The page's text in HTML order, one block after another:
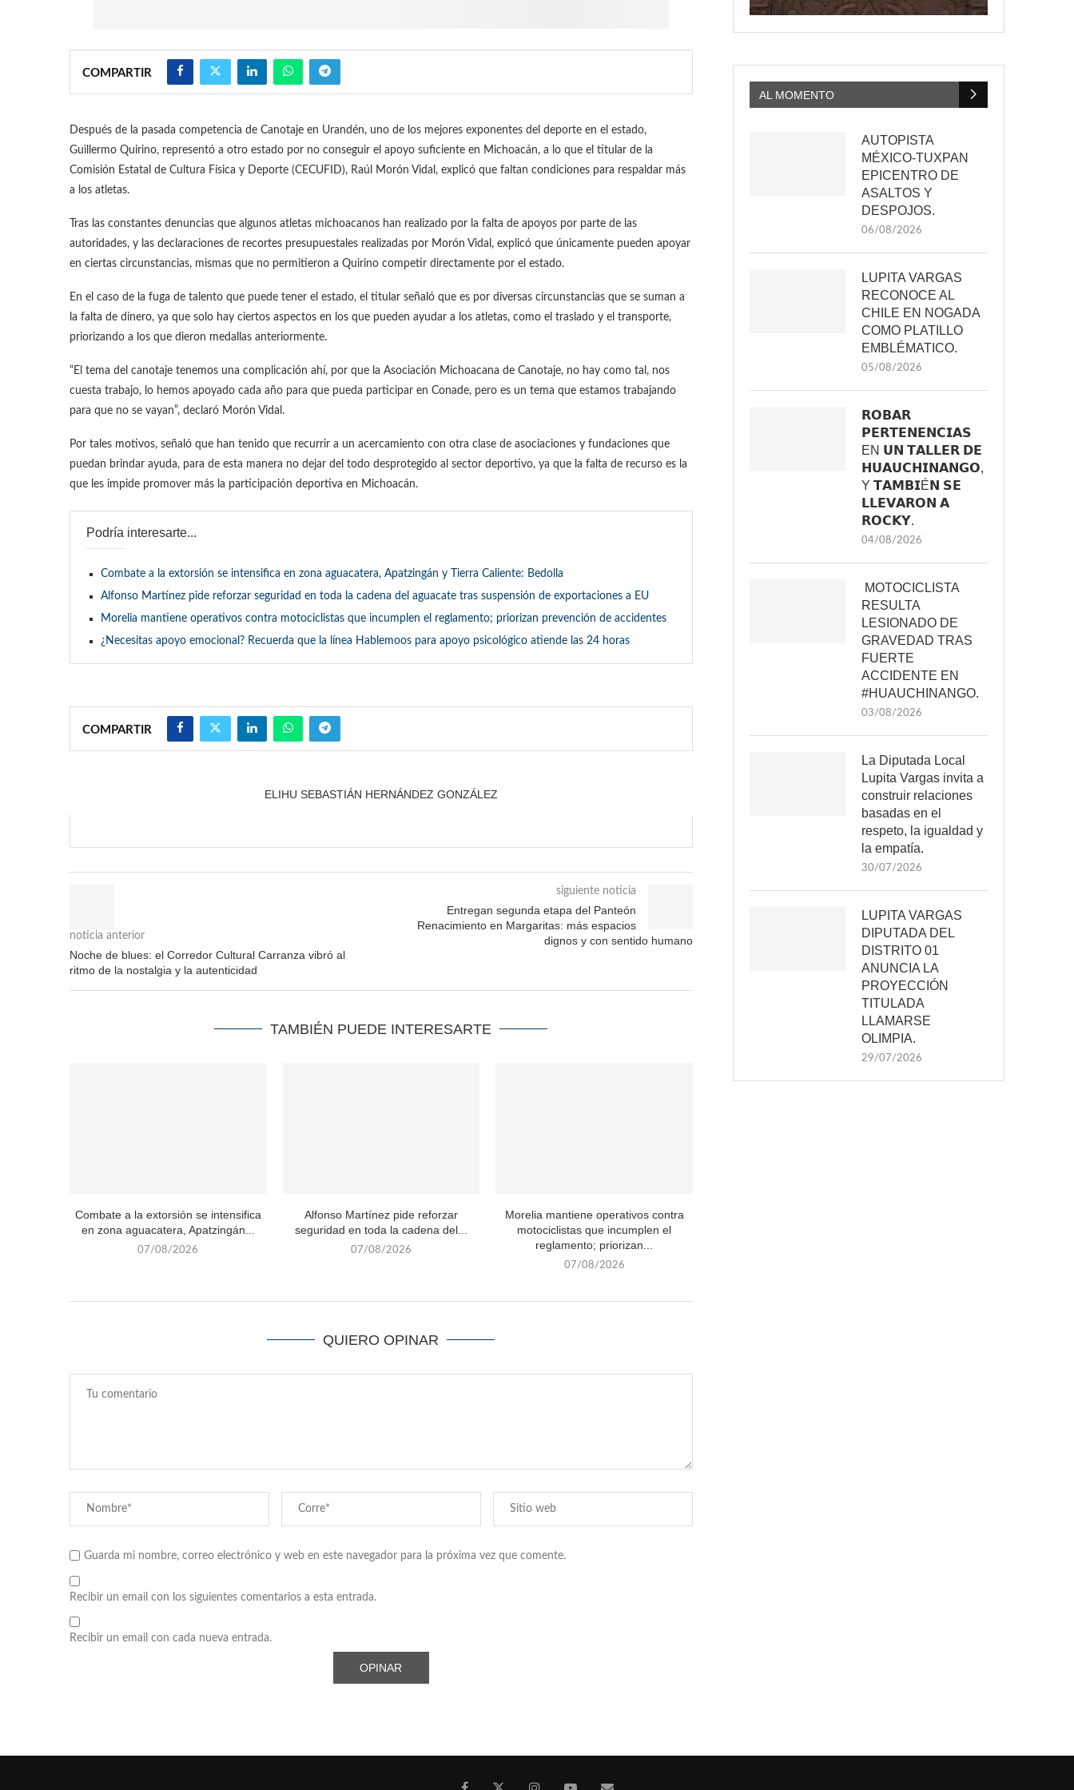
COMPARTIR
Después de la pasada competencia de Canotaje en Urandén, uno de los mejores exponentes del deporte en el estado,
Guillermo Quirino, representó a otro estado por no conseguir el apoyo suficiente en Michoacán, a lo que el titular de la
Comisión Estatal de Cultura Física y Deporte (CECUFID), Raúl Morón Vidal, explicó que faltan condiciones para respaldar más
a los atletas.
Tras las constantes denuncias que algunos atletas michoacanos han realizado por la falta de apoyos por parte de las
autoridades, y las declaraciones de recortes presupuestales realizadas por Morón Vidal, explicó que únicamente pueden apoyar
en ciertas circunstancias, mismas que no permitieron a Quirino competir directamente por el estado.
En el caso de la fuga de talento que puede tener el estado, el titular señaló que es por diversas circunstancias que se suman a
la falta de dinero, ya que solo hay ciertos aspectos en los que pueden ayudar a los atletas, como el traslado y el transporte,
priorizando a los que dieron medallas anteriormente.
“El tema del canotaje tenemos una complicación ahí, por que la Asociación Michoacana de Canotaje, no hay como tal, nos
cuesta trabajo, lo hemos apoyado cada año para que pueda participar en Conade, pero es un tema que estamos trabajando
para que no se vayan”, declaró Morón Vidal.
Por tales motivos, señaló que han tenido que recurrir a un acercamiento con otra clase de asociaciones y fundaciones que
puedan brindar ayuda, para de esta manera no dejar del todo desprotegido al sector deportivo, ya que la falta de recurso es la
que les impide promover más la participación deportiva en Michoacán.
Podría interesarte...
Combate a la extorsión se intensifica en zona aguacatera, Apatzingán y Tierra Caliente: Bedolla
Alfonso Martínez pide reforzar seguridad en toda la cadena del aguacate tras suspensión de exportaciones a EU
Morelia mantiene operativos contra motociclistas que incumplen el reglamento; priorizan prevención de accidentes
¿Necesitas apoyo emocional? Recuerda que la línea Hablemoos para apoyo psicológico atiende las 24 horas
COMPARTIR
ELIHU SEBASTIÁN HERNÁNDEZ GONZÁLEZ
noticia anterior
Noche de blues: el Corredor Cultural Carranza vibró al
ritmo de la nostalgia y la autenticidad
siguiente noticia
Entregan segunda etapa del Panteón
Renacimiento en Margaritas: más espacios
dignos y con sentido humano
TAMBIÉN PUEDE INTERESARTE
Combate a la extorsión se intensifica
en zona aguacatera, Apatzingán...
07/08/2026
Alfonso Martínez pide reforzar
seguridad en toda la cadena del...
07/08/2026
Morelia mantiene operativos contra
motociclistas que incumplen el
reglamento; priorizan...
07/08/2026
QUIERO OPINAR
Guarda mi nombre, correo electrónico y web en este navegador para la próxima vez que comente.
Recibir un email con los siguientes comentarios a esta entrada.
Recibir un email con cada nueva entrada.
AL MOMENTO
AUTOPISTA
MÉXICO-TUXPAN
EPICENTRO DE
ASALTOS Y
DESPOJOS.
06/08/2026
LUPITA VARGAS
RECONOCE AL
CHILE EN NOGADA
COMO PLATILLO
EMBLÉMATICO.
05/08/2026
𝗥𝗢𝗕𝗔𝗥
𝗣𝗘𝗥𝗧𝗘𝗡𝗘𝗡𝗖𝗜𝗔𝗦
EN 𝗨𝗡 𝗧𝗔𝗟𝗟𝗘𝗥 𝗗𝗘
𝗛𝗨𝗔𝗨𝗖𝗛𝗜𝗡𝗔𝗡𝗚𝗢,
Y 𝗧𝗔𝗠𝗕𝗜É𝗡 𝗦𝗘
𝗟𝗟𝗘𝗩𝗔𝗥𝗢𝗡 𝗔
𝗥𝗢𝗖𝗞𝗬.
04/08/2026
MOTOCICLISTA
RESULTA
LESIONADO DE
GRAVEDAD TRAS
FUERTE
ACCIDENTE EN
#HUAUCHINANGO.
03/08/2026
La Diputada Local
Lupita Vargas invita a
construir relaciones
basadas en el
respeto, la igualdad y
la empatía.
30/07/2026
LUPITA VARGAS
DIPUTADA DEL
DISTRITO 01
ANUNCIA LA
PROYECCIÓN
TITULADA
LLAMARSE
OLIMPIA.
29/07/2026